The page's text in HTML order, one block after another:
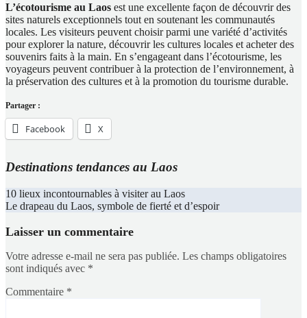
L’écotourisme au Laos est une excellente façon de découvrir des
sites naturels exceptionnels tout en soutenant les communautés
locales. Les visiteurs peuvent choisir parmi une variété d’activités
pour explorer la nature, découvrir les cultures locales et acheter des
souvenirs faits à la main. En s’engageant dans l’écotourisme, les
voyageurs peuvent contribuer à la protection de l’environnement, à
la préservation des cultures et à la promotion du tourisme durable.
Partager :
Facebook X
Destinations tendances au Laos
Navigation
de
l’article
10 lieux incontournables à visiter au Laos
Le drapeau du Laos, symbole de fierté et d’espoir
Laisser un commentaire
Votre adresse e-mail ne sera pas publiée. Les champs obligatoires
sont indiqués avec *
Commentaire *